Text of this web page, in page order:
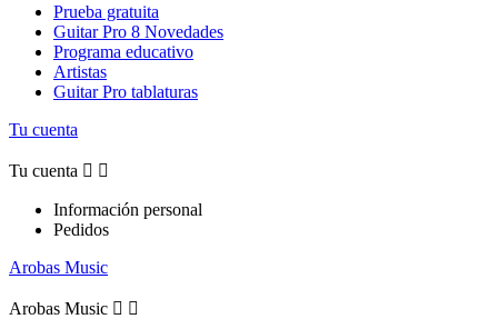
Prueba gratuita
Guitar Pro 8 Novedades
Programa educativo
Artistas
Guitar Pro tablaturas
Tu cuenta
Tu cuenta  
Información personal
Pedidos
Arobas Music
Arobas Music  